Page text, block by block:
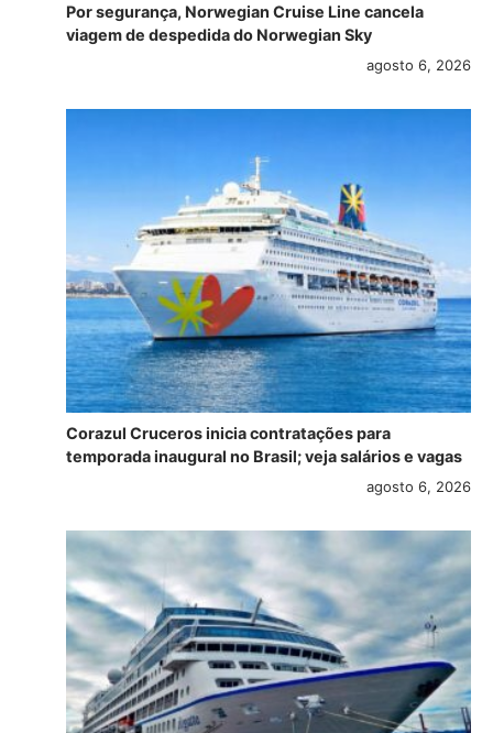
Por segurança, Norwegian Cruise Line cancela
viagem de despedida do Norwegian Sky
agosto 6, 2026
Corazul Cruceros inicia contratações para
temporada inaugural no Brasil; veja salários e vagas
agosto 6, 2026